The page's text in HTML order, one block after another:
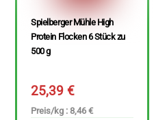
Spielberger Mühle High
Protein Flocken 6 Stück zu
500 g
25,39€
Preis/kg : 8,46 €